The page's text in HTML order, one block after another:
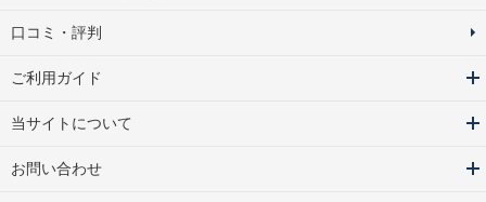
口コミ・評判
ご利用ガイド
当サイトについて
お問い合わせ